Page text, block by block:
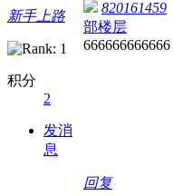
新手上路
积分
2
发消
息
820161459
部楼层
666666666666
回复